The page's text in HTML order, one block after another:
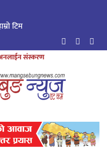
टिम
संस्करण